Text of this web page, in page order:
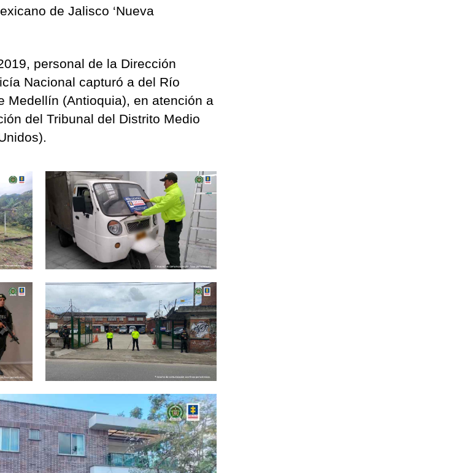
de Jalisco ‘Nueva
personal de la Dirección
Nacional capturó a del Río
Medellín (Antioquia), en atención a
del Tribunal del Distrito Medio